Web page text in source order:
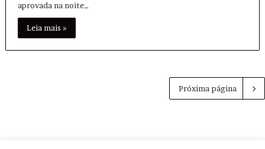
aprovada na noite…
Leia mais »
Próxima página